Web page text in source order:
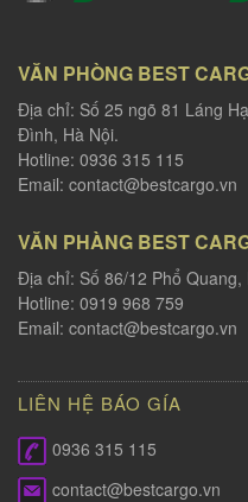
VĂN PHÒNG BEST
Địa chỉ: Số 25 ngõ 81 Láng
Đình, Hà Nội.
Hotline: 0936 315 115
Email: contact@bestcargo.vn
VĂN PHÀNG BEST
Địa chỉ: Số 86/12 Phổ
Hotline: 0919 968 759
Email: contact@bestcargo.vn
LIÊN HỆ BÁO GÍA
0936 315 115
contact@bestcargo.vn